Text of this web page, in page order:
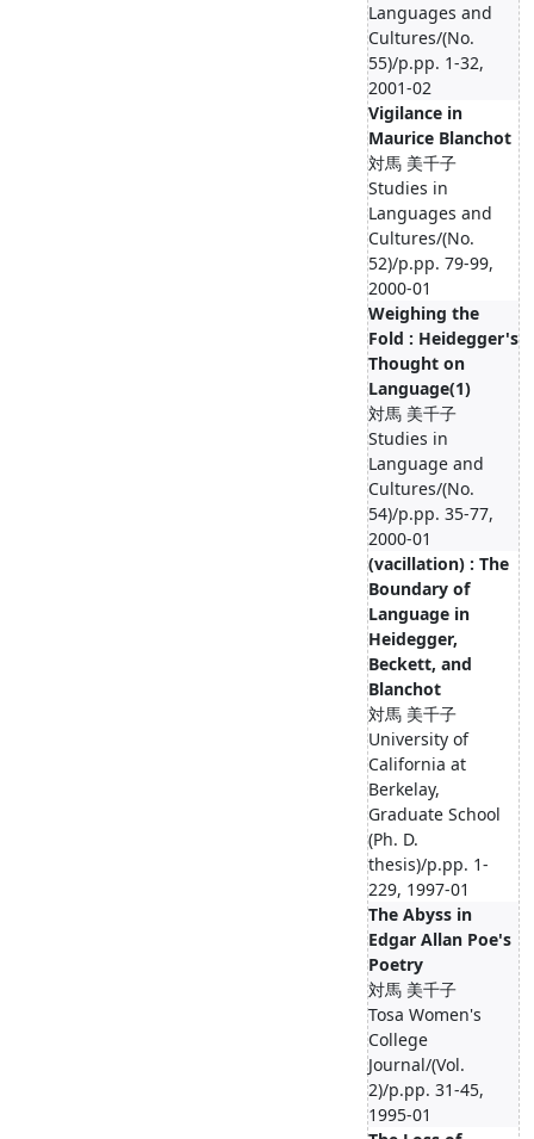
Languages and
Cultures/(No.
55)/p.pp. 1-32,
2001-02
Vigilance in
Maurice Blanchot
対馬 美千子
Studies in
Languages and
Cultures/(No.
52)/p.pp. 79-99,
2000-01
Weighing the
Fold : Heidegger's
Thought on
Language(1)
対馬 美千子
Studies in
Language and
Cultures/(No.
54)/p.pp. 35-77,
2000-01
(vacillation) : The
Boundary of
Language in
Heidegger,
Beckett, and
Blanchot
対馬 美千子
University of
California at
Berkelay,
Graduate School
(Ph. D.
thesis)/p.pp. 1-
229, 1997-01
The Abyss in
Edgar Allan Poe's
Poetry
対馬 美千子
Tosa Women's
College
Journal/(Vol.
2)/p.pp. 31-45,
1995-01